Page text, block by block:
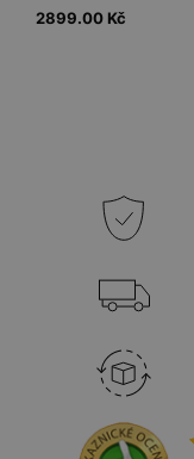
2899.00 Kč